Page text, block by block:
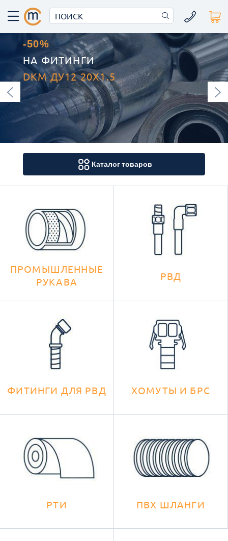
-50%
НА ФИТИНГИ
DKM ДУ12 20X1.5
Каталог товаров
ПРОМЫШЛЕННЫЕ
РУКАВА
РВД
ФИТИНГИ ДЛЯ РВД ХОМУТЫ И БРС
РТИ ПВХ ШЛАНГИ